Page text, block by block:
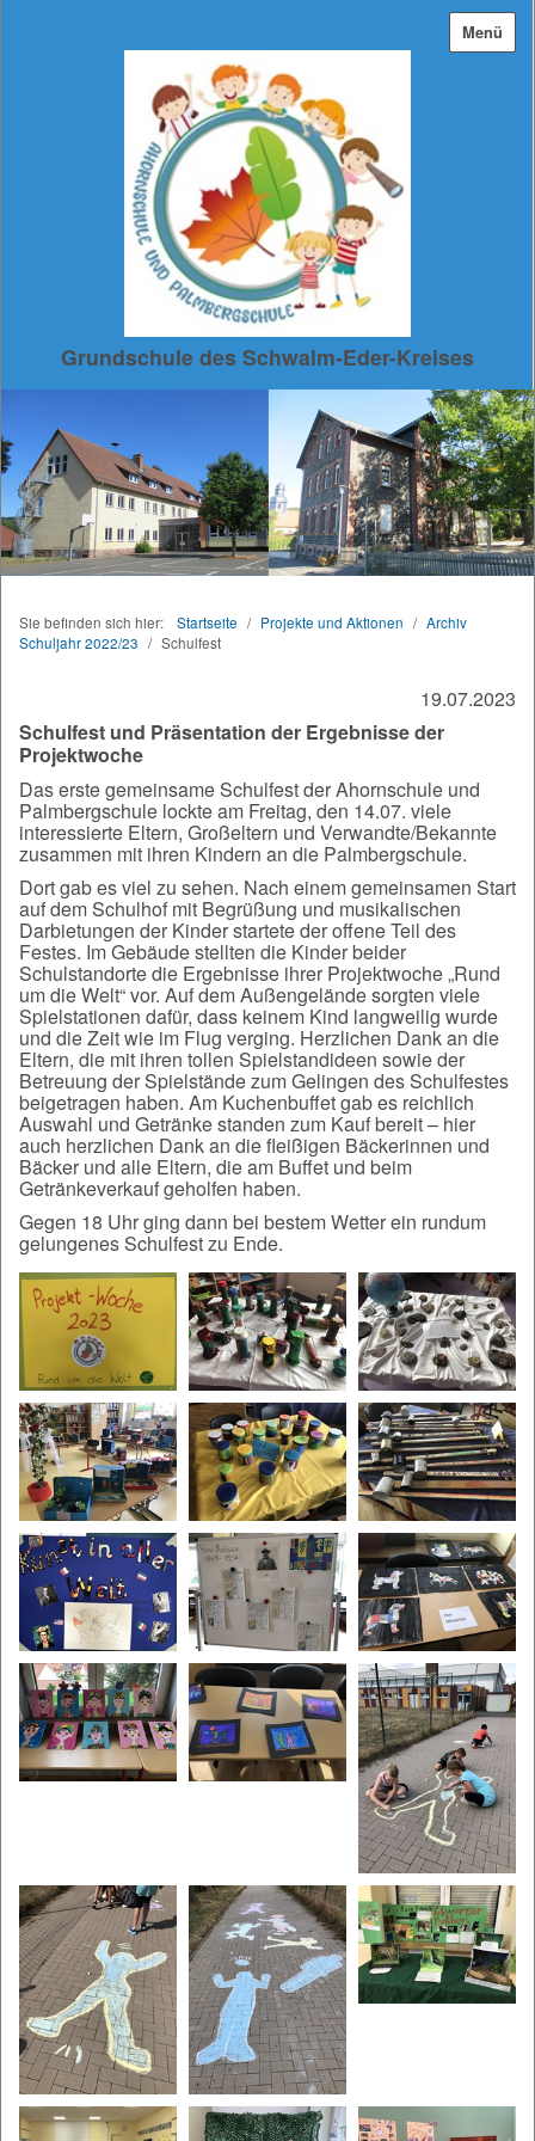
Menü
Grundschule des Schwalm-Eder-Kreises
Sie befinden sich hier: Startseite / Projekte und Aktionen / Archiv
Schuljahr 2022/23 / Schulfest
19.07.2023
Schulfest und Präsentation der Ergebnisse der
Projektwoche
Das erste gemeinsame Schulfest der Ahornschule und
Palmbergschule lockte am Freitag, den 14.07. viele
interessierte Eltern, Großeltern und Verwandte/Bekannte
zusammen mit ihren Kindern an die Palmbergschule.
Dort gab es viel zu sehen. Nach einem gemeinsamen Start
auf dem Schulhof mit Begrüßung und musikalischen
Darbietungen der Kinder startete der offene Teil des
Festes. Im Gebäude stellten die Kinder beider
Schulstandorte die Ergebnisse ihrer Projektwoche „Rund
um die Welt“ vor. Auf dem Außengelände sorgten viele
Spielstationen dafür, dass keinem Kind langweilig wurde
und die Zeit wie im Flug verging. Herzlichen Dank an die
Eltern, die mit ihren tollen Spielstandideen sowie der
Betreuung der Spielstände zum Gelingen des Schulfestes
beigetragen haben. Am Kuchenbuffet gab es reichlich
Auswahl und Getränke standen zum Kauf bereit – hier
auch herzlichen Dank an die fleißigen Bäckerinnen und
Bäcker und alle Eltern, die am Buffet und beim
Getränkeverkauf geholfen haben.
Gegen 18 Uhr ging dann bei bestem Wetter ein rundum
gelungenes Schulfest zu Ende.